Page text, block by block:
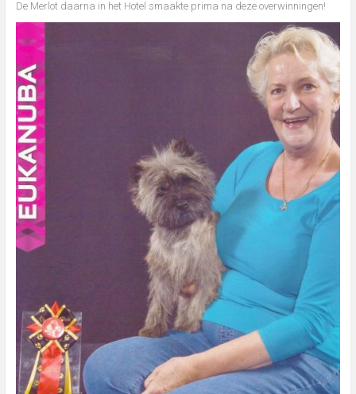
De Merlot daarna in het Hotel smaakte prima na deze overwinningen!